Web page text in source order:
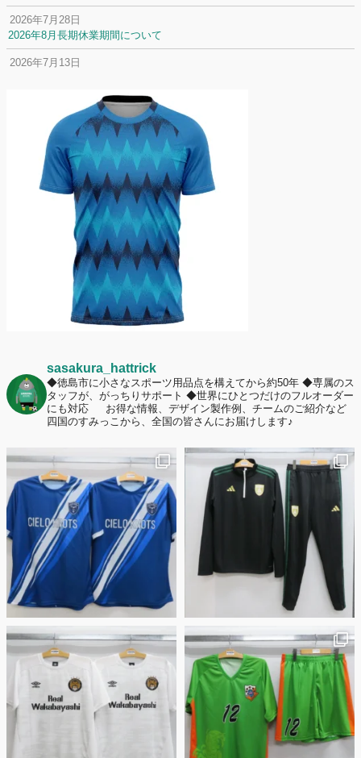
2026年7月28日
2026年8月長期休業期間について
2026年7月13日
名前入りユニフォームで子どもの自信が「プラスになった」と感じた保
護者は約67%！「やや高いと感じたが納得して購入した」と価値を実感
する声も32.7%に！
2026年6月15日
応援ユニフォーム、約53％が「会場に一体感があってよい」と回答。チ
ームへの愛情が伝わる応援スタイルとは？
sasakura_hattrick
◆徳島市に小さなスポーツ用品点を構えてから約50年 ◆専属のス
タッフが、がっちりサポート ◆世界にひとつだけのフルオーダー
にも対応
お得な情報、デザイン製作例、チームのご紹介など
四国のすみっこから、全国の皆さんにお届けします♪